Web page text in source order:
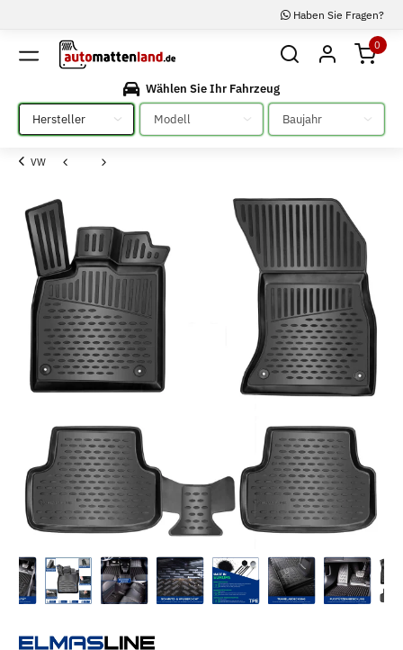
Haben Sie Fragen?
0
Wählen Sie Ihr Fahrzeug
Bitte auswählen
Bitte auswählen Bitte auswählen
VW